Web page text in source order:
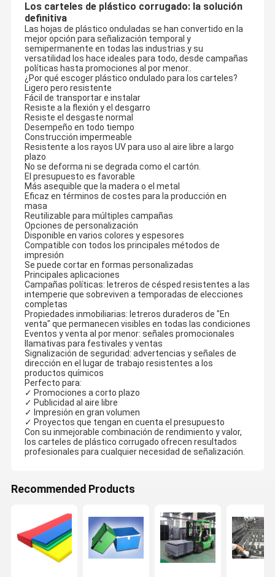
Los carteles de plástico corrugado: la solución
definitiva
Las hojas de plástico onduladas se han convertido en la
mejor opción para señalización temporal y
semipermanente en todas las industrias.y su
versatilidad los hace ideales para todo, desde campañas
políticas hasta promociones al por menor..
¿Por qué escoger plástico ondulado para los carteles?
Ligero pero resistente
Fácil de transportar e instalar
Resiste a la flexión y el desgarro
Resiste el desgaste normal
Desempeño en todo tiempo
Construcción impermeable
Resistente a los rayos UV para uso al aire libre a largo
plazo
No se deforma ni se degrada como el cartón.
El presupuesto es favorable
Más asequible que la madera o el metal
Eficaz en términos de costes para la producción en
masa
Reutilizable para múltiples campañas
Opciones de personalización
Disponible en varios colores y espesores
Compatible con todos los principales métodos de
impresión
Se puede cortar en formas personalizadas
Principales aplicaciones
Campañas políticas: letreros de césped resistentes a las
intemperie que sobreviven a temporadas de elecciones
completas
Propiedades inmobiliarias: letreros duraderos de "En
venta" que permanecen visibles en todas las condiciones
Eventos y venta al por menor: señales promocionales
llamativas para festivales y ventas
Signalización de seguridad: advertencias y señales de
dirección en el lugar de trabajo resistentes a los
productos químicos
Perfecto para:
✓ Promociones a corto plazo
✓ Publicidad al aire libre
✓ Impresión en gran volumen
✓ Proyectos que tengan en cuenta el presupuesto
Con su inmejorable combinación de rendimiento y valor,
los carteles de plástico corrugado ofrecen resultados
profesionales para cualquier necesidad de señalización.
Recommended Products